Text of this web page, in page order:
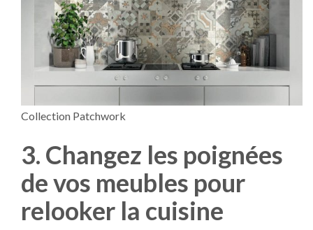
Collection Patchwork
3. Changez les poignées
de vos meubles pour
relooker la cuisine